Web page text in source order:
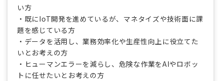
い方
・既にIoT開発を進めているが、マネタイズや技術面に課
題を感じている方
・データを活用し、業務効率化や生産性向上に役立てた
いとお考えの方
・ヒューマンエラーを減らし、危険な作業をAIやロボッ
トに任せたいとお考えの方